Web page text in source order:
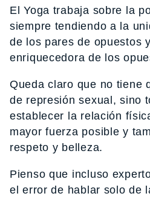
El Yoga trabaja sobre la
siempre tendiendo a la
de los pares de opuestos
enriquecedora de los
Queda claro que no tiene
de represión sexual, sino
establecer la relación
mayor fuerza posible y
respeto y belleza.
Pienso que incluso
el error de hablar solo de